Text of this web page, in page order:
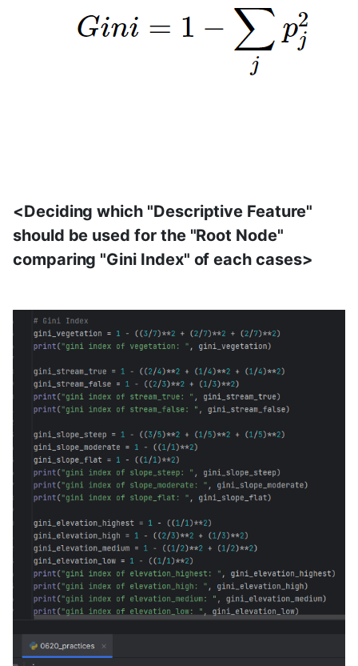
<Deciding which "Descriptive Feature"
should be used for the "Root Node"
comparing "Gini Index" of each cases>